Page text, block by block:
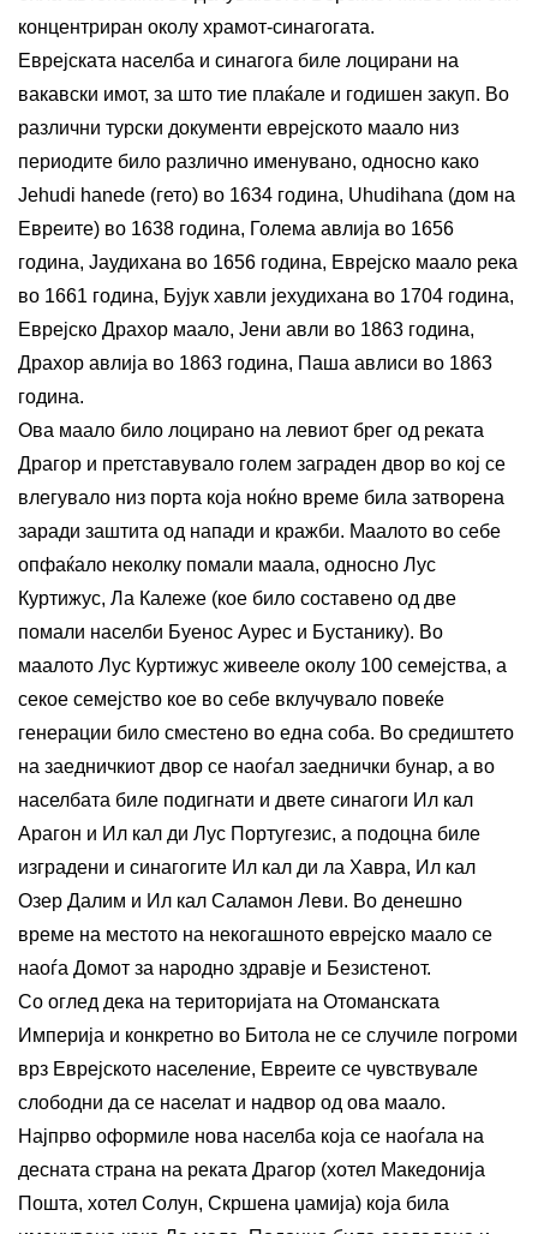
концентриран околу храмот-синагогата.
Еврејската населба и синагога биле лоцирани на
вакавски имот, за што тие плаќале и годишен закуп. Во
различни турски документи еврејското маало низ
периодите било различно именувано, односно како
Јehudi hanede (гето) во 1634 година, Uhudihana (дом на
Евреите) во 1638 година, Голема авлија во 1656
година, Јаудихана во 1656 година, Еврејско маало река
во 1661 година, Бујук хавли јехудихана во 1704 година,
Еврејско Драхор маало, Јени авли во 1863 година,
Драхор авлија во 1863 година, Паша авлиси во 1863
година.
Ова маало било лоцирано на левиот брег од реката
Драгор и претставувало голем заграден двор во кој се
влегувало низ порта која ноќно време била затворена
заради заштита од напади и кражби. Маалото во себе
опфаќало неколку помали маала, односно Лус
Куртижус, Ла Калеже (кое било составено од две
помали населби Буенос Аурес и Бустанику). Во
маалото Лус Куртижус живееле околу 100 семејства, а
секое семејство кое во себе вклучувало повеќе
генерации било сместено во една соба. Во средиштето
на заедничкиот двор се наоѓал заеднички бунар, а во
населбата биле подигнати и двете синагоги Ил кал
Арагон и Ил кал ди Лус Португезис, а подоцна биле
изградени и синагогите Ил кал ди ла Хавра, Ил кал
Озер Далим и Ил кал Саламон Леви. Во денешно
време на местото на некогашното еврејско маало се
наоѓа Домот за народно здравје и Безистенот.
Со оглед дека на територијата на Отоманската
Империја и конкретно во Битола не се случиле погроми
врз Еврејското население, Евреите се чувствувале
слободни да се населат и надвор од ова маало.
Најпрво оформиле нова населба која се наоѓала на
десната страна на реката Драгор (хотел Македонија
Пошта, хотел Солун, Скршена џамија) која била